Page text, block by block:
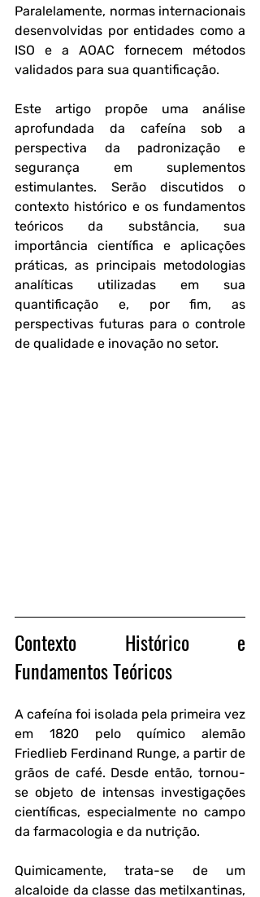
Paralelamente, normas internacionais
desenvolvidas por entidades como a
ISO e a AOAC fornecem métodos
validados para sua quantificação.
Este artigo propõe uma análise
aprofundada da cafeína sob a
perspectiva da padronização e
segurança em suplementos
estimulantes. Serão discutidos o
contexto histórico e os fundamentos
teóricos da substância, sua
importância científica e aplicações
práticas, as principais metodologias
analíticas utilizadas em sua
quantificação e, por fim, as
perspectivas futuras para o controle
de qualidade e inovação no setor.
Contexto Histórico e
Fundamentos Teóricos
A cafeína foi isolada pela primeira vez
em 1820 pelo químico alemão
Friedlieb Ferdinand Runge, a partir de
grãos de café. Desde então, tornou-
se objeto de intensas investigações
científicas, especialmente no campo
da farmacologia e da nutrição.
Quimicamente, trata-se de um
alcaloide da classe das metilxantinas,